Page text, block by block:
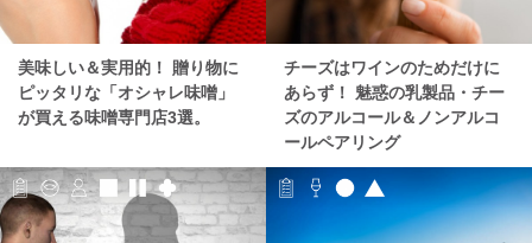
美味しい＆実用的！ 贈り物に
ピッタリな「オシャレ味噌」
が買える味噌専門店3選。
チーズはワインのためだけに
あらず！ 魅惑の乳製品・チー
ズのアルコール＆ノンアルコ
ールペアリング